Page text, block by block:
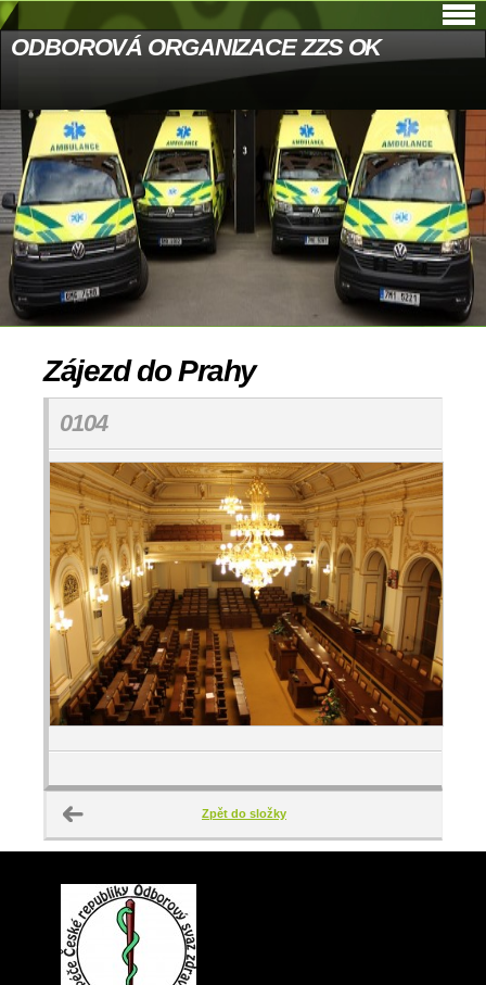
ODBOROVÁ ORGANIZACE ZZS OK
Zájezd do Prahy
0104
Zpět do složky